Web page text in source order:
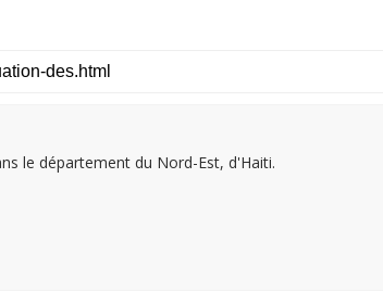
le département du Nord-Est, d'Haiti.